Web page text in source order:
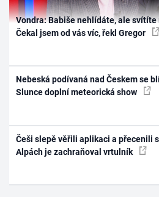
Vondra: Babiše nehlídáte, ale
Čekal jsem od vás víc, řekl Gregor
Nebeská podívaná nad Českem se
Slunce doplní meteorická show
Češi slepě věřili aplikaci a přecenili
Alpách je zachraňoval vrtulník